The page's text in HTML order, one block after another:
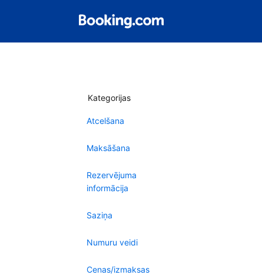
Kategorijas
Atcelšana
Maksāšana
Rezervējuma
informācija
Saziņa
Numuru veidi
Cenas/izmaksas